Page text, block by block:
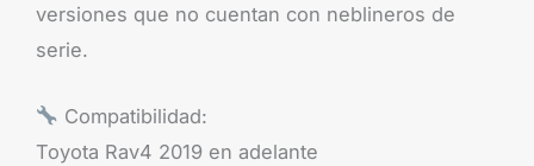
versiones que no cuentan con neblineros de
serie.
Compatibilidad:
Toyota Rav4 2019 en adelante